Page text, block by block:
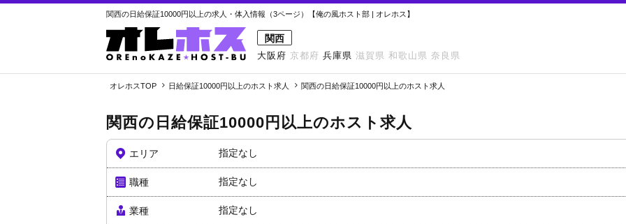
関西の日給保証10000円以上の求人・体入情報（3ページ）【俺の風ホスト部 | オレホス】
関西
大阪府 京都府 兵庫県 滋賀県 和歌山県 奈良県
オレホスTOP 日給保証10000円以上のホスト求人 関西の日給保証10000円以上のホスト求人
関西の日給保証10000円以上のホスト求人
エリア 指定なし
職種 指定なし
業種 指定なし